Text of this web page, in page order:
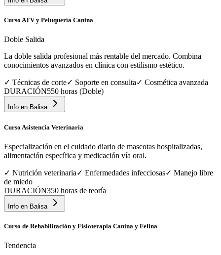
Curso ATV y Peluquería Canina
Doble Salida
La doble salida profesional más rentable del mercado. Combina
conocimientos avanzados en clínica con estilismo estético.
✓ Técnicas de corte✓ Soporte en consulta✓ Cosmética avanzada
DURACIÓN550 horas (Doble)
Info en Balisa
Curso Asistencia Veterinaria
Especialización en el cuidado diario de mascotas hospitalizadas,
alimentación específica y medicación vía oral.
✓ Nutrición veterinaria✓ Enfermedades infecciosas✓ Manejo libre
de miedo
DURACIÓN350 horas de teoría
Info en Balisa
Curso de Rehabilitación y Fisioterapia Canina y Felina
Tendencia